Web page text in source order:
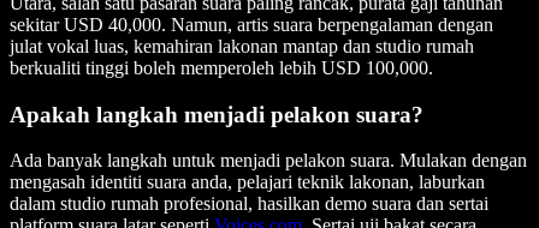
sekitar USD 40,000. Namun, artis suara berpengalaman dengan
julat vokal luas, kemahiran lakonan mantap dan studio rumah
berkualiti tinggi boleh memperoleh lebih USD 100,000.
Apakah langkah menjadi pelakon suara?
Ada banyak langkah untuk menjadi pelakon suara. Mulakan dengan
mengasah identiti suara anda, pelajari teknik lakonan, laburkan
dalam studio rumah profesional, hasilkan demo suara dan sertai